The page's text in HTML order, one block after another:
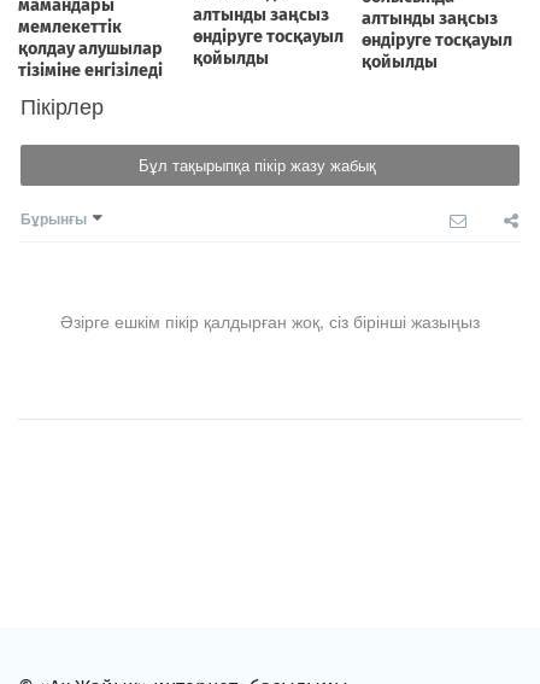
Пікірлер
Бұл тақырыпқа пікір жазу жабық
Бұрынғы
Әзірге ешкім пікір қалдырған жоқ, сіз бірінші жазыңыз